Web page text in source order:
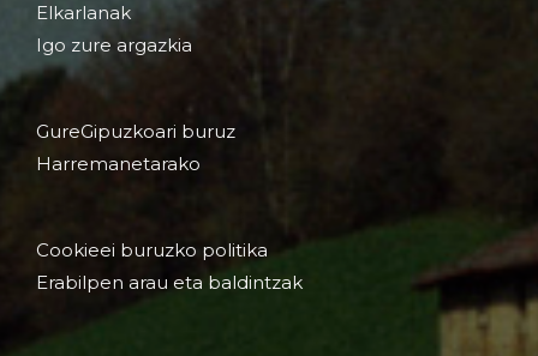
Elkarlanak
Igo zure argazkia
GureGipuzkoari buruz
Harremanetarako
Cookieei buruzko politika
Erabilpen arau eta baldintzak